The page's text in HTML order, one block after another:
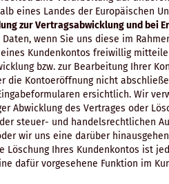
eines Landes der Europäischen
zur Vertragsabwicklung und bei
wenn Sie uns diese im
Kundenkontos freiwillig
bzw. zur Bearbeitung Ihrer
die Kontoeröffnung nicht
ersichtlich. Wir
Abwicklung des Vertrages oder
steuer- und handelsrechtlichen
wir uns eine darüber
Löschung Ihres Kundenkontos ist
dafür vorgesehene Funktion im